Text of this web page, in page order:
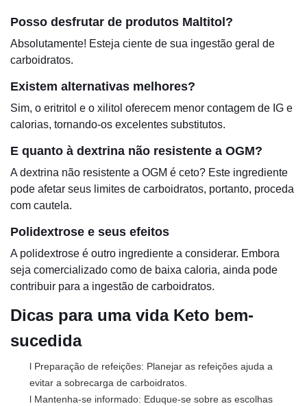
Posso desfrutar de produtos Maltitol?
Absolutamente! Esteja ciente de sua ingestão geral de
carboidratos.
Existem alternativas melhores?
Sim, o eritritol e o xilitol oferecem menor contagem de IG e
calorias, tornando-os excelentes substitutos.
E quanto à dextrina não resistente a OGM?
A dextrina não resistente a OGM é ceto? Este ingrediente
pode afetar seus limites de carboidratos, portanto, proceda
com cautela.
Polidextrose e seus efeitos
A polidextrose é outro ingrediente a considerar. Embora
seja comercializado como de baixa caloria, ainda pode
contribuir para a ingestão de carboidratos.
Dicas para uma vida Keto bem-
sucedida
l Preparação de refeições: Planejar as refeições ajuda a
evitar a sobrecarga de carboidratos.
l Mantenha-se informado: Eduque-se sobre as escolhas